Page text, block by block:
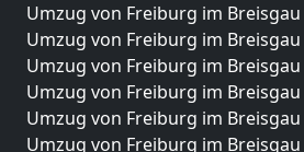
Umzug von Freiburg im
Umzug von Freiburg im Breisgau
Umzug von Freiburg im
Umzug von Freiburg im
Umzug von Freiburg im
Umzug von Freiburg im